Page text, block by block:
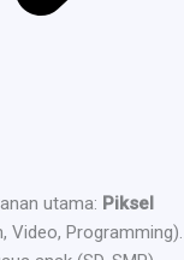
utama: Piksel
Video, Programming).